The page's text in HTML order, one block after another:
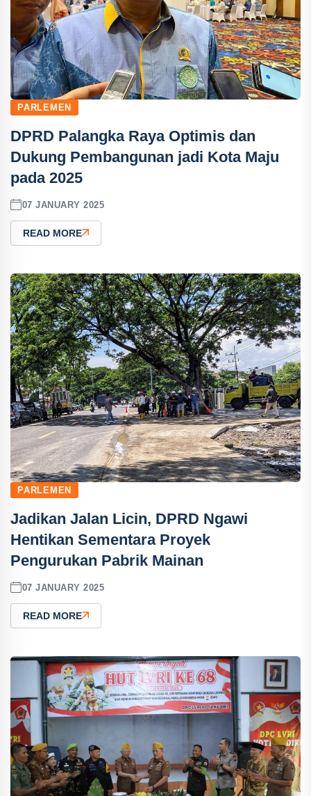
PARLEMEN
DPRD Palangka Raya Optimis dan
Dukung Pembangunan jadi Kota Maju
pada 2025
07 JANUARY 2025
READ MORE
PARLEMEN
Jadikan Jalan Licin, DPRD Ngawi
Hentikan Sementara Proyek
Pengurukan Pabrik Mainan
07 JANUARY 2025
READ MORE